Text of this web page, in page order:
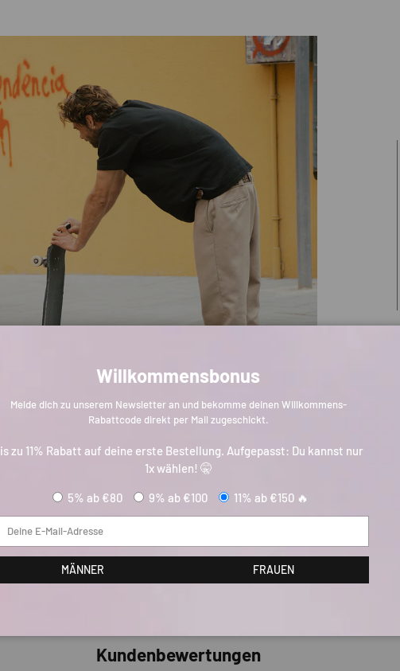
Kundenbewertungen
Willkommensbonus
Melde dich zu unserem Newsletter an und bekomme deinen Willkommens-
Rabattcode direkt per Mail zugeschickt.
zu 11% Rabatt auf deine erste Bestellung. Aufgepasst: Du kannst nur
1x wählen! 🤫
5% ab €80 9% ab €100 11% ab €150 🔥
MÄNNER FRAUEN